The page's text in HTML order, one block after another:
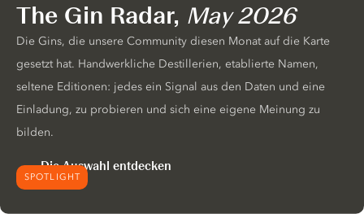
SPOTLIGHT
The Gin Radar, May 2026
Die Gins, die unsere Community diesen Monat auf die Karte
gesetzt hat. Handwerkliche Destillerien, etablierte Namen,
seltene Editionen: jedes ein Signal aus den Daten und eine
Einladung, zu probieren und sich eine eigene Meinung zu
bilden.
Die Auswahl entdecken